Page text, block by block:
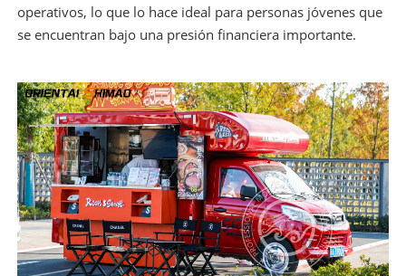
operativos, lo que lo hace ideal para personas jóvenes que
se encuentran bajo una presión financiera importante.